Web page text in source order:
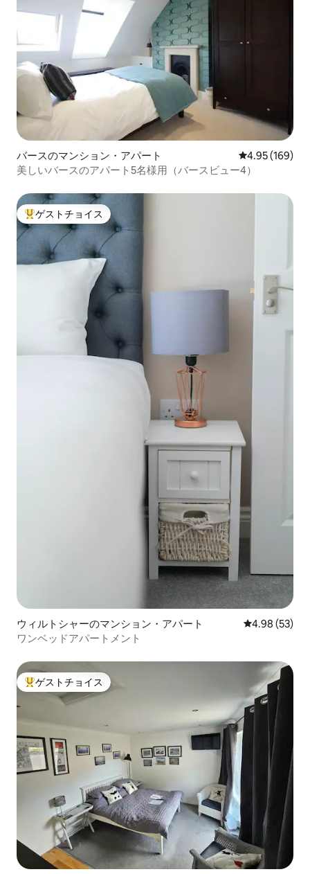
バースのマンション・アパート レビュー169
4.95 (169)
美しいバースのアパート5名様用（バースビュー4）
大好評のゲストチョイスです。
ゲストチョイス
ウィルトシャーのマンション・アパート レビュー53
4.98 (53)
ワンベッドアパートメント
大好評のゲストチョイスです。
ゲストチョイス